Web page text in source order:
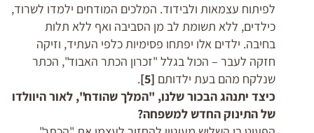
לפיתוח עצמאות ולבידוד. המלכים המודחים ילמדו לשרוד,
כילדים, ללא תשומת לב מן הסביבה ואף ללא תלות
בחיבה. ילדים אלו יפתחו פסימיות כלפי העתיד, וזיקה
חזקה לעבר – הכול בגלל "זכרון הכתר האבוד", הכתר
שנלקח מהם בעת ילדותם [5]
.
כיצד יתנהג הבכור שלנו, "המלך שהודח", לאור היוולדו
של התינוק החדש למשפחה?